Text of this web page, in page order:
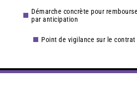
Démarche concrète pour
par anticipation
Point de vigilance sur le contrat